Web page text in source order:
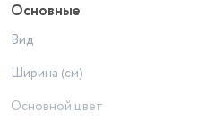
Основные
Вид
Ширина (см)
Основной цвет